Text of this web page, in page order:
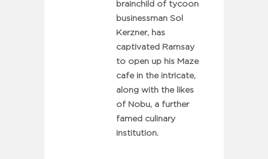
brainchild of tycoon
businessman Sol
Kerzner, has
captivated Ramsay
to open up his Maze
cafe in the intricate,
along with the likes
of Nobu, a further
famed culinary
institution.